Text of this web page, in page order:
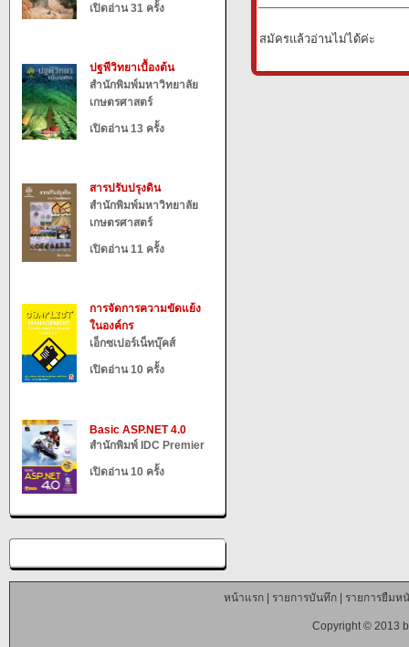
เปิดอ่าน 31 ครั้ง
ปฐพีวิทยาเบื้องต้น
สำนักพิมพ์มหาวิทยาลัย
เกษตรศาสตร์
เปิดอ่าน 13 ครั้ง
สารปรับปรุงดิน
สำนักพิมพ์มหาวิทยาลัย
เกษตรศาสตร์
เปิดอ่าน 11 ครั้ง
การจัดการความขัดแย้ง
ในองค์กร
เอ็กซเปอร์เน็ทบุ๊คส์
เปิดอ่าน 10 ครั้ง
Basic ASP.NET 4.0
สำนักพิมพ์ IDC Premier
เปิดอ่าน 10 ครั้ง
สมัครแล้วอ่านไม่ได้ค่ะ
หน้าแรก| รายการบันทึก| รายการยืมห
Copyright © 2013